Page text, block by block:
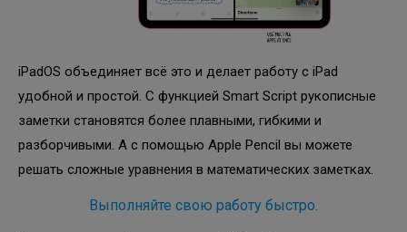
iPadOS объединяет всё это и делает работу с iPad
удобной и простой. С функцией Smart Script рукописные
заметки становятся более плавными, гибкими и
разборчивыми. А с помощью Apple Pencil вы можете
решать сложные уравнения в математических заметках.
Выполняйте свою работу быстро.